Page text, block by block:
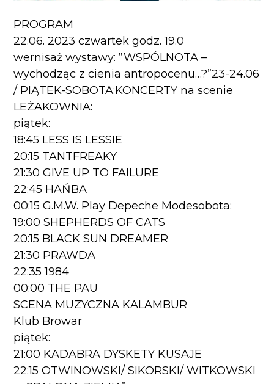
PROGRAM
22.06. 2023 czwartek godz. 19.0
wernisaż wystawy: ”WSPÓLNOTA –
wychodząc z cienia antropocenu…?”23-24.06
/ PIĄTEK-SOBOTA:KONCERTY na scenie
LEŻAKOWNIA:
piątek:
18:45 LESS IS LESSIE
20:15 TANTFREAKY
21:30 GIVE UP TO FAILURE
22:45 HAŃBA
00:15 G.M.W. Play Depeche Modesobota:
19:00 SHEPHERDS OF CATS
20:15 BLACK SUN DREAMER
21:30 PRAWDA
22:35 1984
00:00 THE PAU
SCENA MUZYCZNA KALAMBUR
Klub Browar
piątek:
21:00 KADABRA DYSKETY KUSAJE
22:15 OTWINOWSKI/ SIKORSKI/ WITKOWSKI